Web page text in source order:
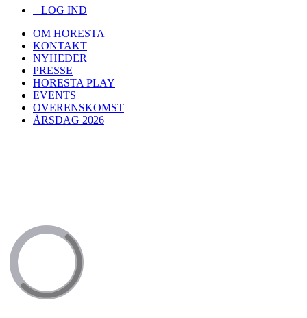
LOG IND
OM HORESTA
KONTAKT
NYHEDER
PRESSE
HORESTA PLAY
EVENTS
OVERENSKOMST
ÅRSDAG 2026